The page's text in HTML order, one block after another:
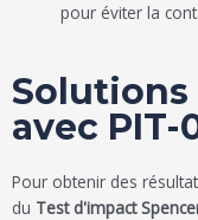
pour éviter la
Solutions
avec PIT-
Pour obtenir des
du Test d'impact